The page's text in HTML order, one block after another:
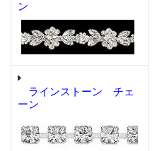
ン
ラインストーン チェ
ーン